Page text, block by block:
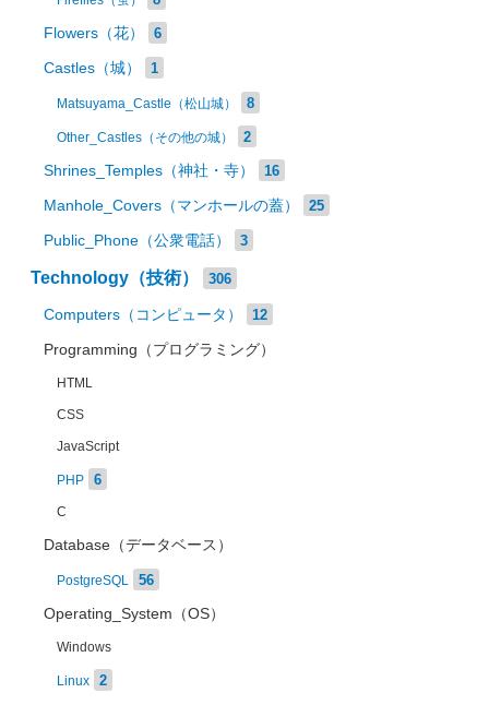
Flowers（花） 6
Castles（城） 1
Matsuyama_Castle（松山城） 8
Other_Castles（その他の城） 2
Shrines_Temples（神社・寺） 16
Manhole_Covers（マンホールの蓋） 25
Public_Phone（公衆電話） 3
Technology（技術） 306
Computers（コンピュータ） 12
Programming（プログラミング）
HTML
CSS
JavaScript
PHP 6
C
Database（データベース）
PostgreSQL 56
Operating_System（OS）
Windows
Linux 2